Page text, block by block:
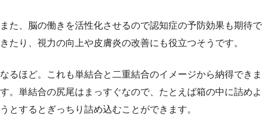
また、脳の働きを活性化させるので認知症の予防効果も期待で
きたり、視力の向上や皮膚炎の改善にも役立つそうです。
なるほど。これも単結合と二重結合のイメージから納得できま
す。単結合の尻尾はまっすぐなので、たとえば箱の中に詰めよ
うとするとぎっちり詰め込むことができます。